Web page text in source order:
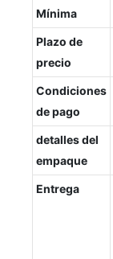
Mínima
Plazo de
precio
Condiciones
de pago
detalles del
empaque
Entrega